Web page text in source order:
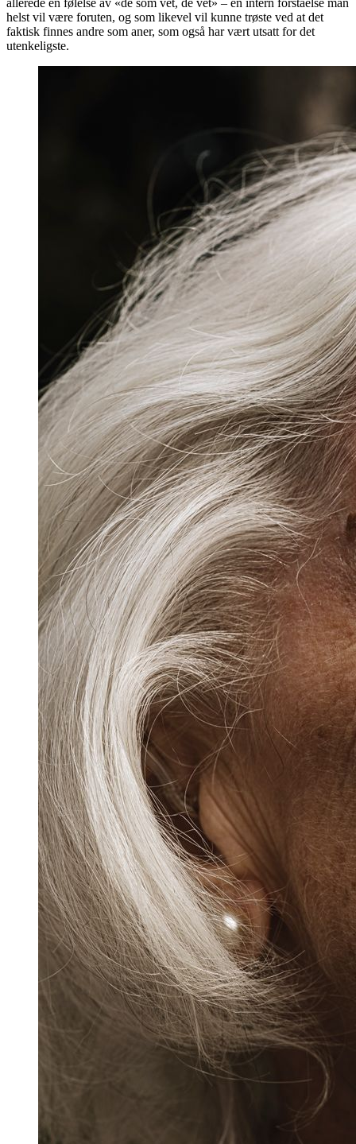
allerede en følelse av «de som vet, de vet» – en intern forståelse man
helst vil være foruten, og som likevel vil kunne trøste ved at det
faktisk finnes andre som aner, som også har vært utsatt for det
utenkeligste.